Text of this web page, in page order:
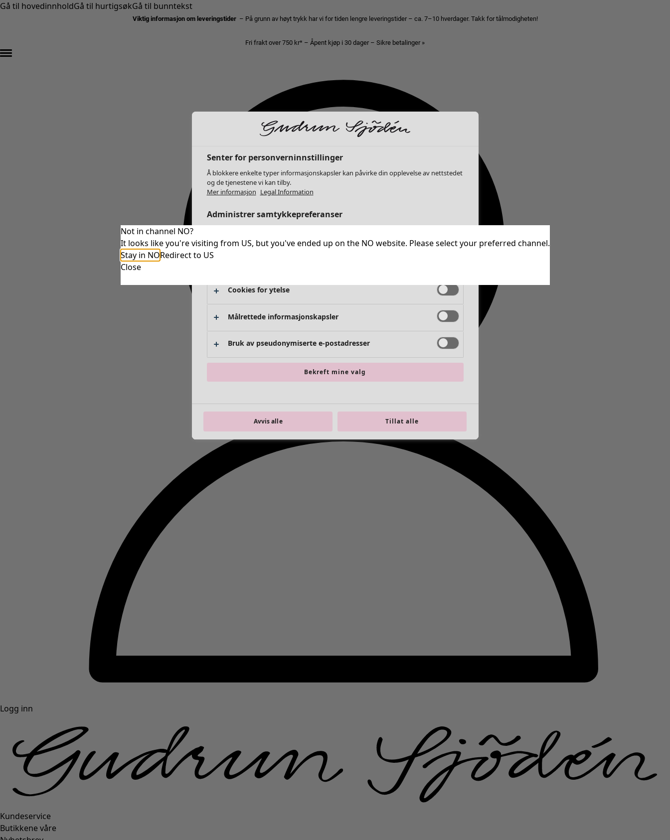
Gå til hovedinnholdGå til hurtigsøkGå til bunntekst
Viktig informasjon om leveringstider – På grunn av høyt trykk har vi for tiden lengre leveringstider – ca. 7–10 hverdager. Takk for tålmodigheten!
Fri frakt over 750 kr* – Åpent kjøp i 30 dager – Sikre betalinger »
Logg inn
Kundeservice
Butikkene våre
Not in channel NO?
It looks like you're visiting from US, but you've ended up on the NO website. Please select your preferred channel.
Stay in NORedirect to US
Close
Senter for personverninnstillinger
Å blokkere enkelte typer informasjonskapsler kan påvirke din opplevelse av nettstedet
og de tjenestene vi kan tilby.
Mer informasjon Legal Information
Administrer samtykkepreferanser
Helt nødvendige informasjonskapsler Alltid aktiv
Cookies for ytelse
Målrettede informasjonskapsler
Bruk av pseudonymiserte e-postadresser
Bekreft mine valg
Avvis alle Tillat alle